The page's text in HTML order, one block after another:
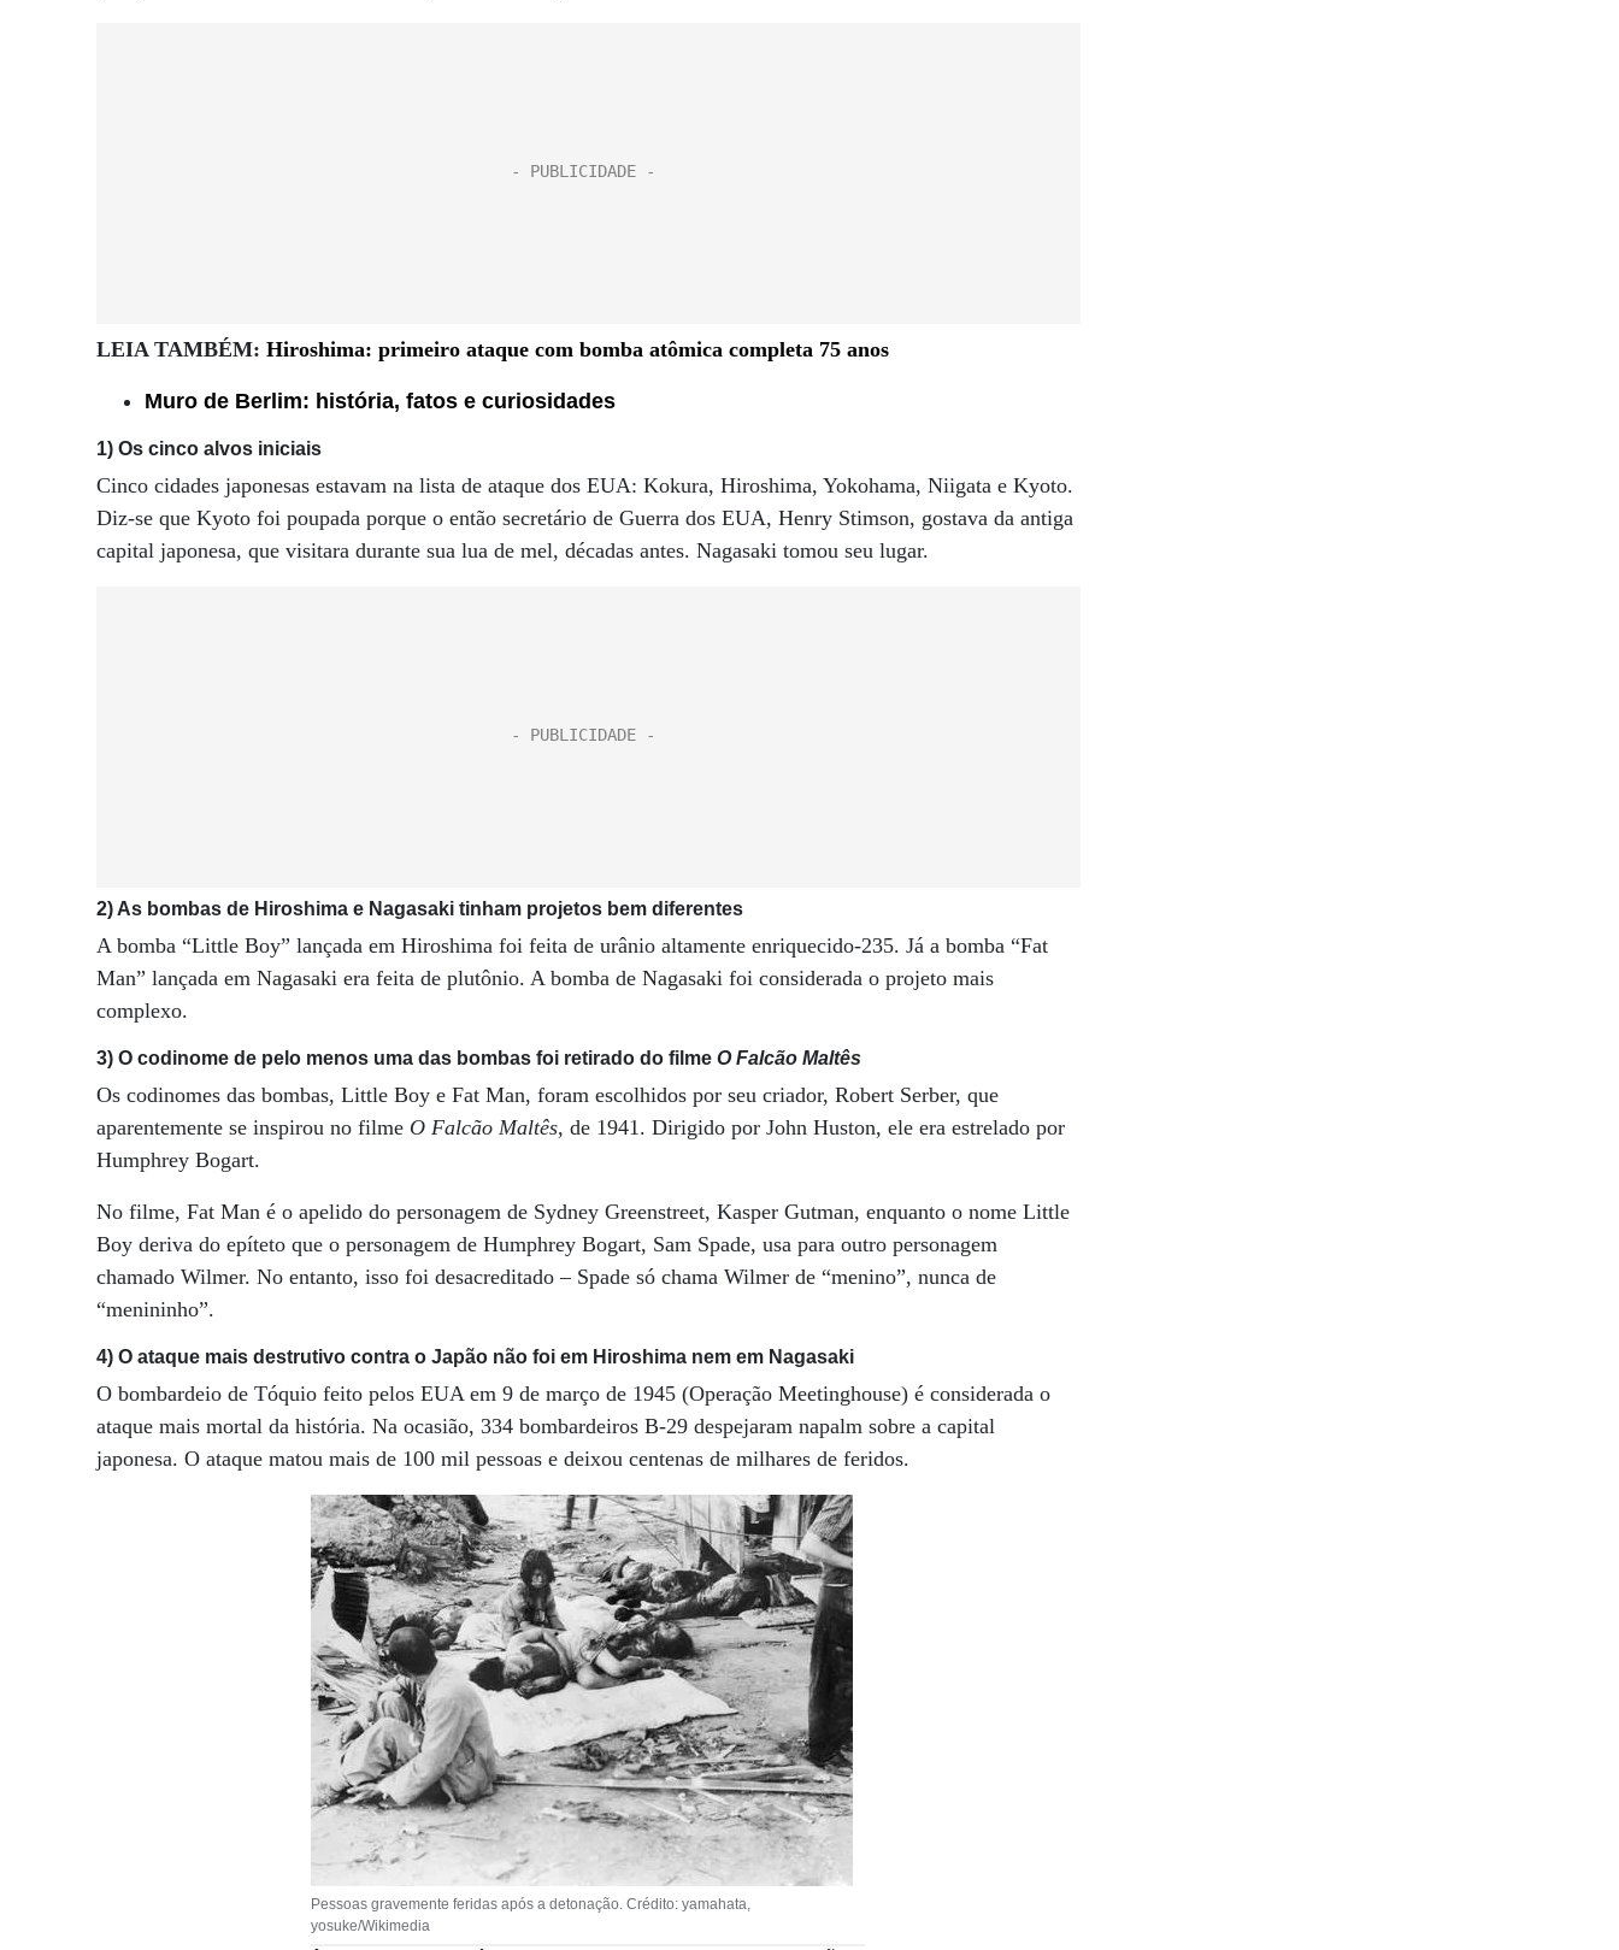
LEIA TAMBÉM: Hiroshima: primeiro ataque com bomba atômica completa 75 anos
Muro de Berlim: história, fatos e curiosidades
1) Os cinco alvos iniciais
Cinco cidades japonesas estavam na lista de ataque dos EUA: Kokura, Hiroshima, Yokohama, Niigata e Kyoto.
Diz-se que Kyoto foi poupada porque o então secretário de Guerra dos EUA, Henry Stimson, gostava da antiga
capital japonesa, que visitara durante sua lua de mel, décadas antes. Nagasaki tomou seu lugar.
2) As bombas de Hiroshima e Nagasaki tinham projetos bem diferentes
A bomba “Little Boy” lançada em Hiroshima foi feita de urânio altamente enriquecido-235. Já a bomba “Fat
Man” lançada em Nagasaki era feita de plutônio. A bomba de Nagasaki foi considerada o projeto mais
complexo.
3) O codinome de pelo menos uma das bombas foi retirado do filme O Falcão Maltês
Os codinomes das bombas, Little Boy e Fat Man, foram escolhidos por seu criador, Robert Serber, que
aparentemente se inspirou no filme O Falcão Maltês, de 1941. Dirigido por John Huston, ele era estrelado por
Humphrey Bogart.
No filme, Fat Man é o apelido do personagem de Sydney Greenstreet, Kasper Gutman, enquanto o nome Little
Boy deriva do epíteto que o personagem de Humphrey Bogart, Sam Spade, usa para outro personagem
chamado Wilmer. No entanto, isso foi desacreditado – Spade só chama Wilmer de “menino”, nunca de
“menininho”.
4) O ataque mais destrutivo contra o Japão não foi em Hiroshima nem em Nagasaki
O bombardeio de Tóquio feito pelos EUA em 9 de março de 1945 (Operação Meetinghouse) é considerada o
ataque mais mortal da história. Na ocasião, 334 bombardeiros B-29 despejaram napalm sobre a capital
japonesa. O ataque matou mais de 100 mil pessoas e deixou centenas de milhares de feridos.
Pessoas gravemente feridas após a detonação. Crédito: yamahata,
yosuke/Wikimedia